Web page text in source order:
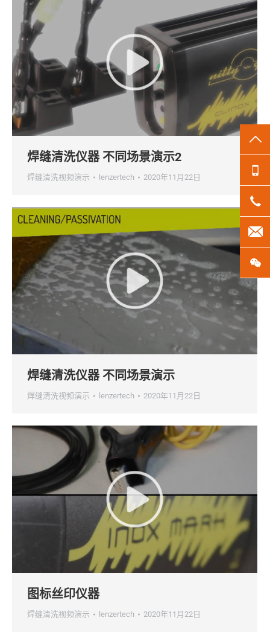
焊缝清洗仪器 不同场景演示2
焊缝清洗视频演示 lenzertech 2020年11月22日
焊缝清洗仪器 不同场景演示
焊缝清洗视频演示 lenzertech 2020年11月22日
图标丝印仪器
焊缝清洗视频演示 lenzertech 2020年11月22日
微